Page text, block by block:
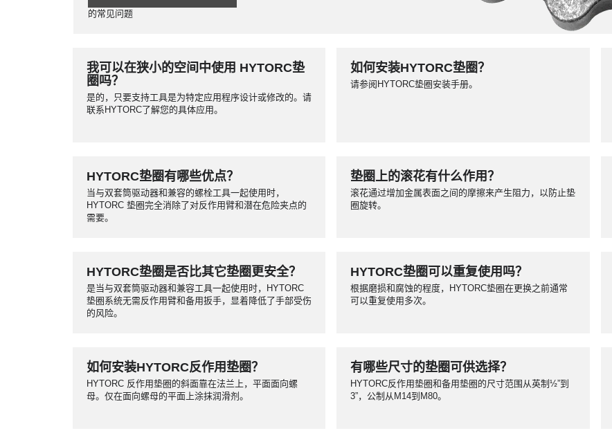
的常见问题
我可以在狭小的空间中使用 HYTORC垫
圈吗？
是的，只要支持工具是为特定应用程序设计或修改的。请
联系HYTORC了解您的具体应用。
如何安装HYTORC垫圈？
请参阅HYTORC垫圈安装手册。
HYTORC垫圈有哪些优点？
当与双套筒驱动器和兼容的螺栓工具一起使用时，
HYTORC 垫圈完全消除了对反作用臂和潜在危险夹点的
需要。
垫圈上的滚花有什么作用？
滚花通过增加金属表面之间的摩擦来产生阻力，以防止垫
圈旋转。
HYTORC垫圈是否比其它垫圈更安全？
是当与双套筒驱动器和兼容工具一起使用时，HYTORC
垫圈系统无需反作用臂和备用扳手，显着降低了手部受伤
的风险。
HYTORC垫圈可以重复使用吗？
根据磨损和腐蚀的程度，HYTORC垫圈在更换之前通常
可以重复使用多次。
如何安装HYTORC反作用垫圈？
HYTORC 反作用垫圈的斜面靠在法兰上，平面面向螺
母。仅在面向螺母的平面上涂抹润滑剂。
有哪些尺寸的垫圈可供选择？
HYTORC反作用垫圈和备用垫圈的尺寸范围从英制½”到
3”，公制从M14到M80。